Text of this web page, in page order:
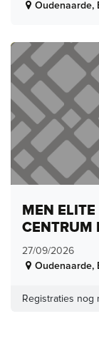
Oudenaarde,
MEN ELITE
CENTRUM
27/09/2026
Oudenaarde,
Registraties nog